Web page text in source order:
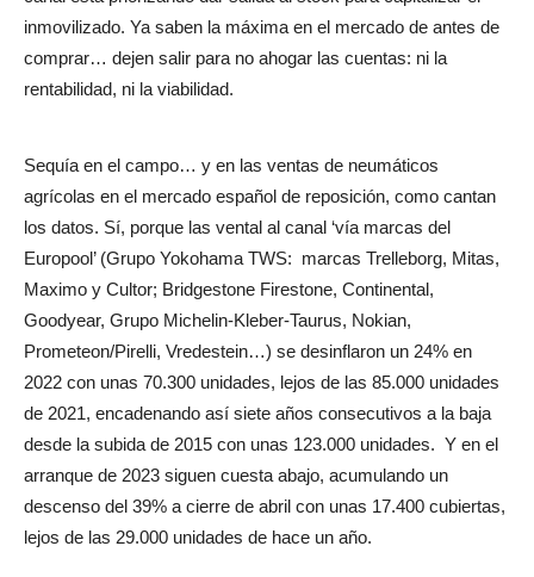
inmovilizado. Ya saben la máxima en el mercado de antes de
comprar… dejen salir para no ahogar las cuentas: ni la
rentabilidad, ni la viabilidad.
Sequía en el campo… y en las ventas de neumáticos
agrícolas en el mercado español de reposición, como cantan
los datos. Sí, porque las vental al canal ‘vía marcas del
Europool’ (Grupo Yokohama TWS: marcas Trelleborg, Mitas,
Maximo y Cultor; Bridgestone Firestone, Continental,
Goodyear, Grupo Michelin-Kleber-Taurus, Nokian,
Prometeon/Pirelli, Vredestein…) se desinflaron un 24% en
2022 con unas 70.300 unidades, lejos de las 85.000 unidades
de 2021, encadenando así siete años consecutivos a la baja
desde la subida de 2015 con unas 123.000 unidades. Y en el
arranque de 2023 siguen cuesta abajo, acumulando un
descenso del 39% a cierre de abril con unas 17.400 cubiertas,
lejos de las 29.000 unidades de hace un año.